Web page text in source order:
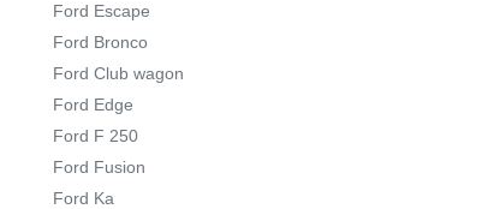
Ford Escape
Ford Bronco
Ford Club wagon
Ford Edge
Ford F 250
Ford Fusion
Ford Ka